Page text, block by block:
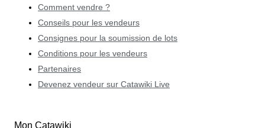
Comment vendre ?
Conseils pour les vendeurs
Consignes pour la soumission de lots
Conditions pour les vendeurs
Partenaires
Devenez vendeur sur Catawiki Live
Mon Catawiki